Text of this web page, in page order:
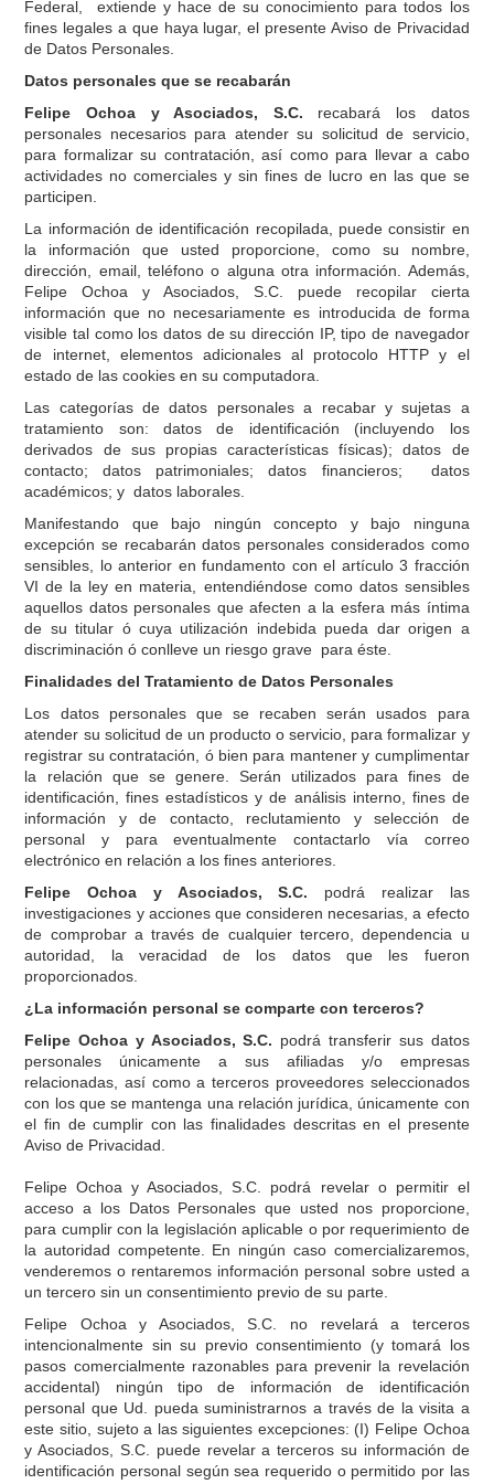
Federal, extiende y hace de su conocimiento para todos los
fines legales a que haya lugar, el presente Aviso de Privacidad
de Datos Personales.
Datos personales que se recabarán
Felipe Ochoa y Asociados, S.C. recabará los datos
personales necesarios para atender su solicitud de servicio,
para formalizar su contratación, así como para llevar a cabo
actividades no comerciales y sin fines de lucro en las que se
participen.
La información de identificación recopilada, puede consistir en
la información que usted proporcione, como su nombre,
dirección, email, teléfono o alguna otra información. Además,
Felipe Ochoa y Asociados, S.C. puede recopilar cierta
información que no necesariamente es introducida de forma
visible tal como los datos de su dirección IP, tipo de navegador
de internet, elementos adicionales al protocolo HTTP y el
estado de las cookies en su computadora.
Las categorías de datos personales a recabar y sujetas a
tratamiento son: datos de identificación (incluyendo los
derivados de sus propias características físicas); datos de
contacto; datos patrimoniales; datos financieros; datos
académicos; y datos laborales.
Manifestando que bajo ningún concepto y bajo ninguna
excepción se recabarán datos personales considerados como
sensibles, lo anterior en fundamento con el artículo 3 fracción
VI de la ley en materia, entendiéndose como datos sensibles
aquellos datos personales que afecten a la esfera más íntima
de su titular ó cuya utilización indebida pueda dar origen a
discriminación ó conlleve un riesgo grave para éste.
Finalidades del Tratamiento de Datos Personales
Los datos personales que se recaben serán usados para
atender su solicitud de un producto o servicio, para formalizar y
registrar su contratación, ó bien para mantener y cumplimentar
la relación que se genere. Serán utilizados para fines de
identificación, fines estadísticos y de análisis interno, fines de
información y de contacto, reclutamiento y selección de
personal y para eventualmente contactarlo vía correo
electrónico en relación a los fines anteriores.
Felipe Ochoa y Asociados, S.C. podrá realizar las
investigaciones y acciones que consideren necesarias, a efecto
de comprobar a través de cualquier tercero, dependencia u
autoridad, la veracidad de los datos que les fueron
proporcionados.
¿La información personal se comparte con terceros?
Felipe Ochoa y Asociados, S.C. podrá transferir sus datos
personales únicamente a sus afiliadas y/o empresas
relacionadas, así como a terceros proveedores seleccionados
con los que se mantenga una relación jurídica, únicamente con
el fin de cumplir con las finalidades descritas en el presente
Aviso de Privacidad.
Felipe Ochoa y Asociados, S.C. podrá revelar o permitir el
acceso a los Datos Personales que usted nos proporcione,
para cumplir con la legislación aplicable o por requerimiento de
la autoridad competente. En ningún caso comercializaremos,
venderemos o rentaremos información personal sobre usted a
un tercero sin un consentimiento previo de su parte.
Felipe Ochoa y Asociados, S.C. no revelará a terceros
intencionalmente sin su previo consentimiento (y tomará los
pasos comercialmente razonables para prevenir la revelación
accidental) ningún tipo de información de identificación
personal que Ud. pueda suministrarnos a través de la visita a
este sitio, sujeto a las siguientes excepciones: (I) Felipe Ochoa
y Asociados, S.C. puede revelar a terceros su información de
identificación personal según sea requerido o permitido por las